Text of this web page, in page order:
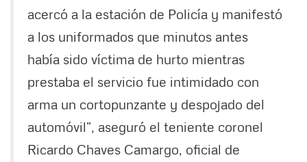
acercó a la estación de Policía y manifestó
a los uniformados que minutos antes
había sido víctima de hurto mientras
prestaba el servicio fue intimidado con
arma un cortopunzante y despojado del
automóvil”, aseguró el teniente coronel
Ricardo Chaves Camargo, oficial de